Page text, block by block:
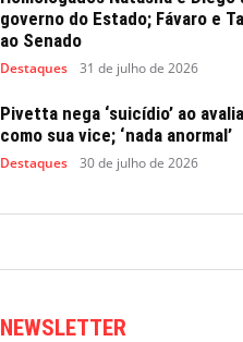
governo do Estado; Fávaro e
ao Senado
Destaques 31 de julho de 2026
Pivetta nega ‘suicídio’ ao
como sua vice; ‘nada anormal’
Destaques 30 de julho de 2026
NEWSLETTER